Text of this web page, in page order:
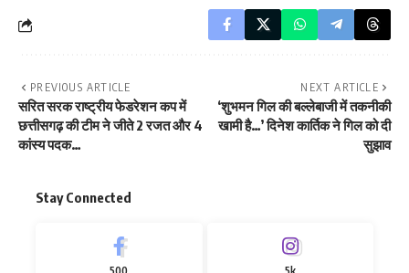
PREVIOUS ARTICLE
सरित सरक राष्ट्रीय फेडरेशन कप में
छत्तीसगढ़ की टीम ने जीते 2 रजत और 4
कांस्य पदक…
NEXT ARTICLE
‘शुभमन गिल की बल्लेबाजी में तकनीकी
खामी है…’ दिनेश कार्तिक ने गिल को दी
सुझाव
Stay Connected